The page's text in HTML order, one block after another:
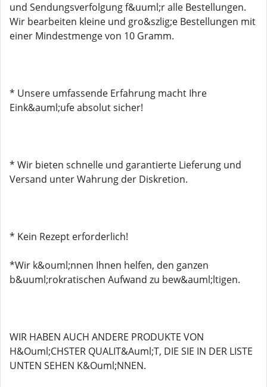
und Sendungsverfolgung f&uuml;r alle Bestellungen.
Wir bearbeiten kleine und gro&szlig;e Bestellungen mit
einer Mindestmenge von 10 Gramm.
* Unsere umfassende Erfahrung macht Ihre
Eink&auml;ufe absolut sicher!
* Wir bieten schnelle und garantierte Lieferung und
Versand unter Wahrung der Diskretion.
* Kein Rezept erforderlich!
*Wir k&ouml;nnen Ihnen helfen, den ganzen
b&uuml;rokratischen Aufwand zu bew&auml;ltigen.
WIR HABEN AUCH ANDERE PRODUKTE VON
H&Ouml;CHSTER QUALIT&Auml;T, DIE SIE IN DER LISTE
UNTEN SEHEN K&Ouml;NNEN.